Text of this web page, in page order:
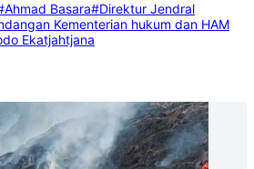
Basara#Direktur Jendral
Kementerian hukum dan HAM
Ekatjahtjana